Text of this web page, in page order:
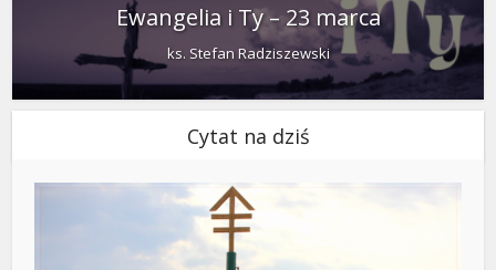
Ewangelia i Ty – 23 marca
ks. Stefan Radziszewski
Cytat na dziś